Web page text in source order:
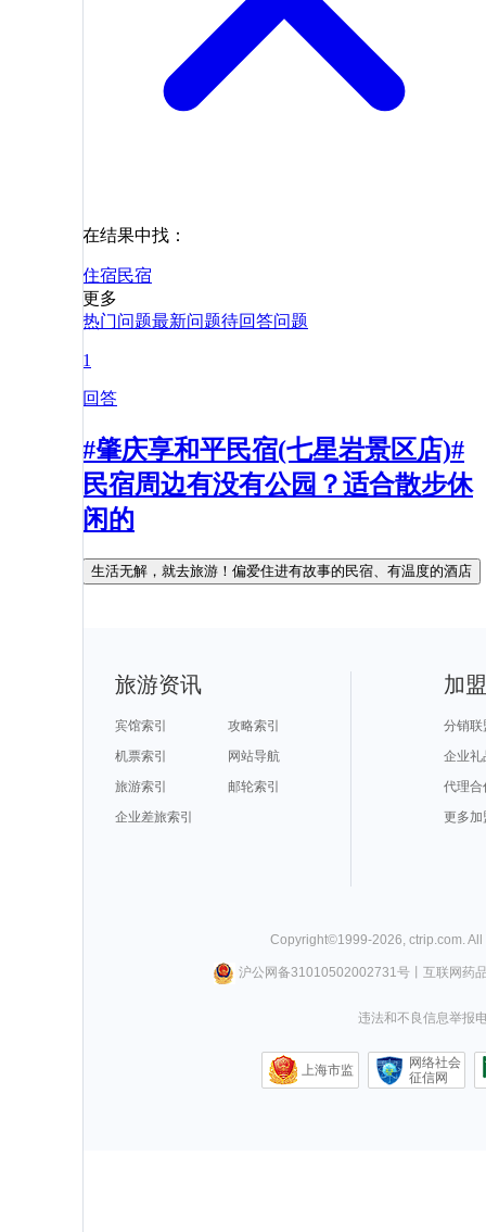
在结果中找：
住宿民宿
更多
热门问题最新问题待回答问题
1
回答
#肇庆享和平民宿(七星岩景区店)#
民宿周边有没有公园？适合散步休
闲的
生活无解，就去旅游！偏爱住进有故事的民宿、有温度的酒店
旅游资讯
宾馆索引
攻略索引
机票索引
网站导航
旅游索引
邮轮索引
企业差旅索引
加
分销联
企业礼
代理合
更多加
Copyright©1999-2026 ctrip.com .
沪公网备31010502002731号丨 互联网药
违法和不良信息举报
上海市监
网络社会
征信网